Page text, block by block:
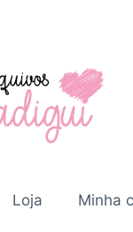
Loja Minha